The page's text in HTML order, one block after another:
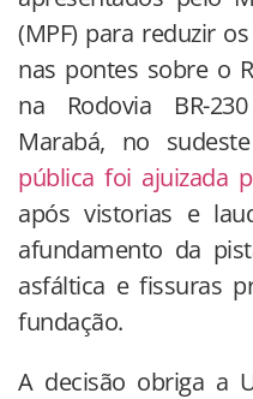
(MPF) para reduzir
nas pontes sobre o
na Rodovia BR-
Marabá, no
pública foi ajuizada
após vistorias e
afundamento da
asfáltica e fissuras
fundação.
A decisão obriga a